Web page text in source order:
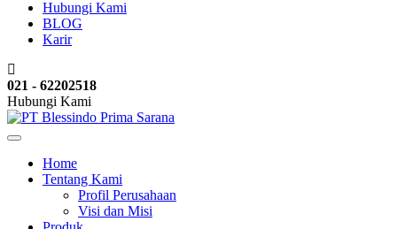
Hubungi Kami
BLOG
Karir
021 - 62202518
Hubungi Kami
Home
Tentang Kami
Profil Perusahaan
Visi dan Misi